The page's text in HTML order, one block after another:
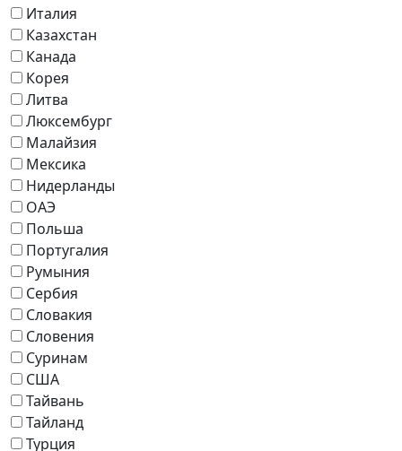
Италия
Казахстан
Канада
Корея
Литва
Люксембург
Малайзия
Мексика
Нидерланды
ОАЭ
Польша
Португалия
Румыния
Сербия
Словакия
Словения
Суринам
США
Тайвань
Тайланд
Турция